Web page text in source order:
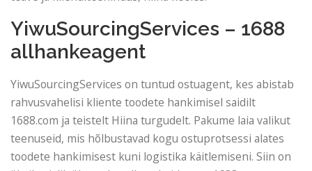
YiwuSourcingServices – 1688
allhankeagent
YiwuSourcingServices on tuntud ostuagent, kes abistab
rahvusvahelisi kliente toodete hankimisel saidilt
1688.com ja teistelt Hiina turgudelt. Pakume laia valikut
teenuseid, mis hõlbustavad kogu ostuprotsessi alates
toodete hankimisest kuni logistika käitlemiseni. Siin on